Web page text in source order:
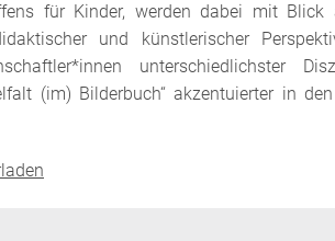
für Kinder, werden dabei mit
und künstlerischer
unterschiedlichster
(im) Bilderbuch“ akzentuierter in